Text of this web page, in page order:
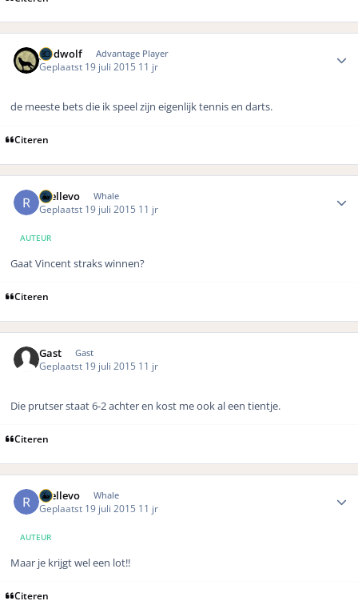
geldwolf Advantage Player
Geplaatst 19 juli 2015 11 jr
de meeste bets die ik speel zijn eigenlijk tennis en darts.
Citeren
rhellevo Whale
Geplaatst 19 juli 2015 11 jr
AUTEUR
Gaat Vincent straks winnen?
Citeren
Gast Gast
Geplaatst 19 juli 2015 11 jr
Die prutser staat 6-2 achter en kost me ook al een tientje.
Citeren
rhellevo Whale
Geplaatst 19 juli 2015 11 jr
AUTEUR
Maar je krijgt wel een lot!!
Citeren